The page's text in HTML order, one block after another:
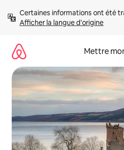
directement
Afficher la langue d'origine
Mettre